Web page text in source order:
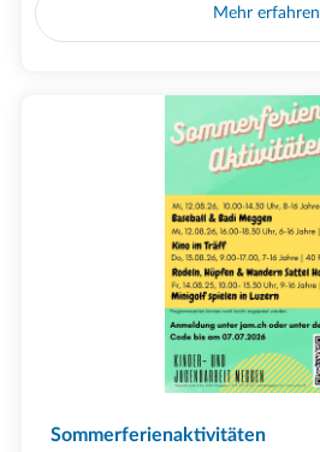
Mehr erfahren
Sommerferienaktivitäten